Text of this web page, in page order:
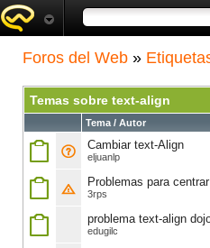
Foros del Web »
Temas sobre text-align
Tema / Autor
Cambiar text-Align
eljuanlp
Problemas para
3rps
problema text-align
edugilc